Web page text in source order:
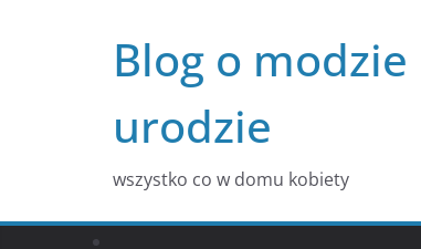
Blog o modzie
urodzie
wszystko co w domu kobiety